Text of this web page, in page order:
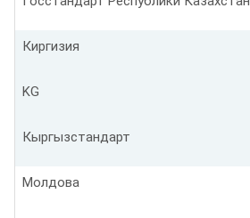
Киргизия
KG
Кыргызстандарт
Молдова